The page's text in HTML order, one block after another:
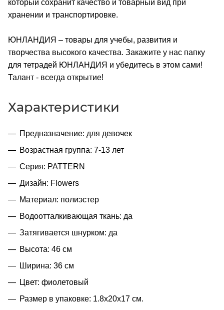
который сохранит качество и товарный вид при
хранении и транспортировке.
ЮНЛАНДИЯ – товары для учебы, развития и
творчества высокого качества. Закажите у нас папку
для тетрадей ЮНЛАНДИЯ и убедитесь в этом сами!
Талант - всегда открытие!
Характеристики
Предназначение: для девочек
Возрастная группа: 7-13 лет
Серия: PATTERN
Дизайн: Flowers
Материал: полиэстер
Водоотталкивающая ткань: да
Затягивается шнурком: да
Высота: 46 см
Ширина: 36 см
Цвет: фиолетовый
Размер в упаковке: 1.8x20x17 см.